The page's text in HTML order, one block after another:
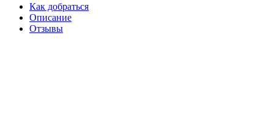
Как добраться
Описание
Отзывы